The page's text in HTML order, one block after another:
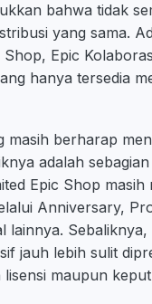
bahwa tidak
yang sama.
Shop, Epic
hanya tersedia
masih berharap
adalah
Epic Shop masih
Anniversary,
lainnya.
jauh lebih sulit
maupun